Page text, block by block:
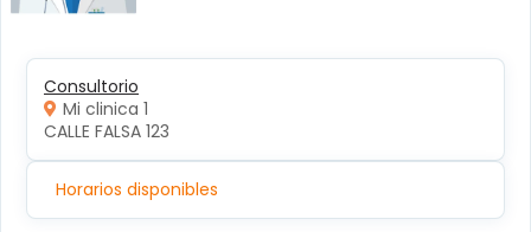
Consultorio
Mi clinica 1
CALLE FALSA 123
Horarios disponibles